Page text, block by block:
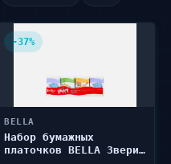
-37%
BELLA
Набор бумажных
платочков BELLA Звери